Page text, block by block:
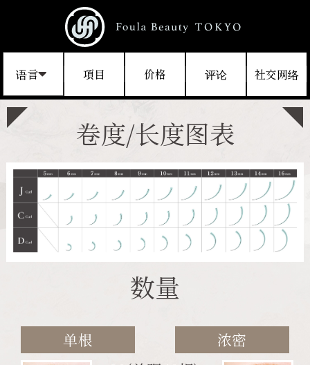
语言 項目 价格 评论 社交网络
卷度/长度图表
数量
单根 浓密